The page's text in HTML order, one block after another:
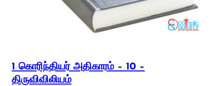
1 கொரிந்தியர் அதிகாரம் – 10 –
திருவிவிலியம்